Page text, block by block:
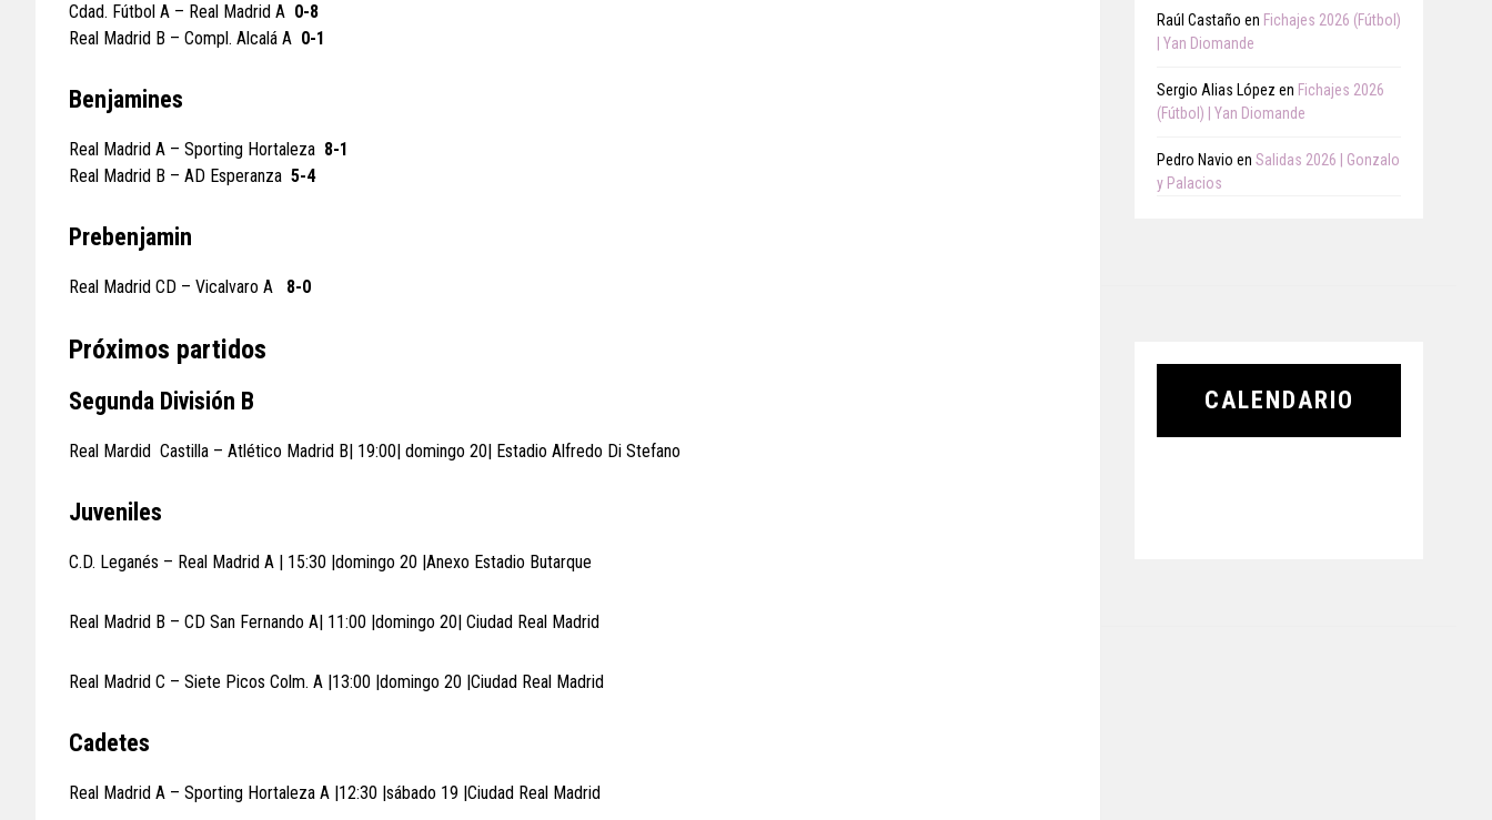
Cdad. Fútbol A – Real Madrid A 0-8
Real Madrid B – Compl. Alcalá A 0-1
Benjamines
Real Madrid A – Sporting Hortaleza 8-1
Real Madrid B – AD Esperanza 5-4
Prebenjamin
Real Madrid CD – Vicalvaro A 8-0
Próximos partidos
Segunda División B
Real Mardid Castilla – Atlético Madrid B| 19:00| domingo 20| Estadio Alfredo Di Stefano
Juveniles
C.D. Leganés – Real Madrid A | 15:30 |domingo 20 |Anexo Estadio Butarque
Real Madrid B – CD San Fernando A| 11:00 |domingo 20| Ciudad Real Madrid
Real Madrid C – Siete Picos Colm. A |13:00 |domingo 20 |Ciudad Real Madrid
Cadetes
Real Madrid A – Sporting Hortaleza A |12:30 |sábado 19 |Ciudad Real Madrid
Raúl Castaño en Fichajes 2026 (Fútbol)
| Yan Diomande
Sergio Alias López en Fichajes 2026
(Fútbol) | Yan Diomande
Pedro Navio en Salidas 2026 | Gonzalo
y Palacios
CALENDARIO